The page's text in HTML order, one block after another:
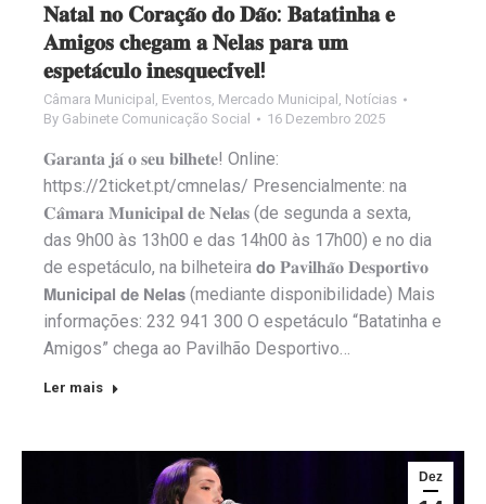
𝐍𝐚𝐭𝐚𝐥 𝐧𝐨 𝐂𝐨𝐫𝐚𝐜̧𝐚̃𝐨 𝐝𝐨 𝐃𝐚̃𝐨: 𝐁𝐚𝐭𝐚𝐭𝐢𝐧𝐡𝐚 𝐞
𝐀𝐦𝐢𝐠𝐨𝐬 𝐜𝐡𝐞𝐠𝐚𝐦 𝐚 𝐍𝐞𝐥𝐚𝐬 𝐩𝐚𝐫𝐚 𝐮𝐦
𝐞𝐬𝐩𝐞𝐭𝐚́𝐜𝐮𝐥𝐨 𝐢𝐧𝐞𝐬𝐪𝐮𝐞𝐜𝐢́𝐯𝐞𝐥!
Câmara Municipal , Eventos, Mercado Municipal , Notícias
By Gabinete Comunicação Social 16 Dezembro 2025
𝐆𝐚𝐫𝐚𝐧𝐭𝐚 𝐣𝐚́ 𝐨 𝐬𝐞𝐮 𝐛𝐢𝐥𝐡𝐞𝐭𝐞! Online:
https://2ticket.pt/cmnelas/ Presencialmente: na
𝐂𝐚̂𝐦𝐚𝐫𝐚 𝐌𝐮𝐧𝐢𝐜𝐢𝐩𝐚𝐥 𝐝𝐞 𝐍𝐞𝐥𝐚𝐬 (de segunda a sexta,
das 9h00 às 13h00 e das 14h00 às 17h00) e no dia
de espetáculo, na bilheteira 𝗱𝗼 𝐏𝐚𝐯𝐢𝐥𝐡𝐚̃𝐨 𝐃𝐞𝐬𝐩𝐨𝐫𝐭𝐢𝐯𝐨
𝗠𝘂𝗻𝗶𝗰𝗶𝗽𝗮𝗹 𝗱𝗲 𝗡𝗲𝗹𝗮𝘀 (mediante disponibilidade) Mais
informações: 232 941 300 O espetáculo “Batatinha e
Amigos” chega ao Pavilhão Desportivo…
Ler mais
Dez